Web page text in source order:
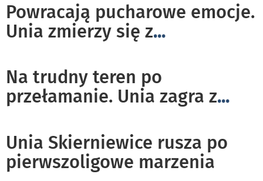
Powracają pucharowe emocje.
Unia zmierzy się z...
Na trudny teren po
przełamanie. Unia zagra z...
Unia Skierniewice rusza po
pierwszoligowe marzenia